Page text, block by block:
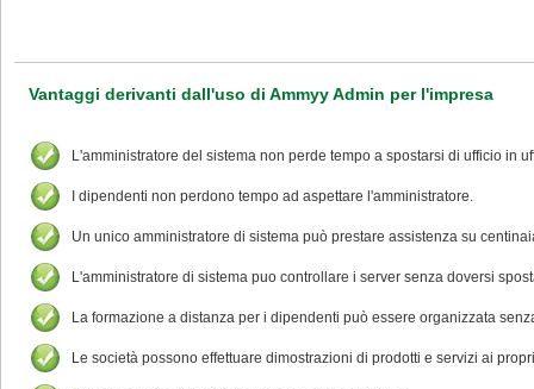
Vantaggi derivanti dall'uso di Ammyy Admin per l'impresa
L'amministratore del sistema non perde tempo a spostarsi di ufficio in
I dipendenti non perdono tempo ad aspettare l'amministratore.
Un unico amministratore di sistema può prestare assistenza su
L'amministratore di sistema puo controllare i server senza doversi
La formazione a distanza per i dipendenti può essere organizzata
Le società possono effettuare dimostrazioni di prodotti e servizi ai